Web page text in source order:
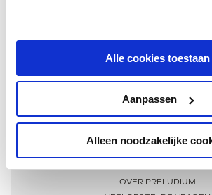
Alle cookies toestaan
Aanpassen
Alleen noodzakelijke
Meer informatie
OVER PRELUDIUM